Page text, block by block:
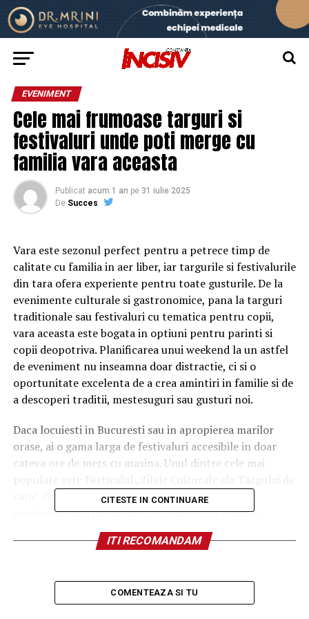
EVENIMENT
Cele mai frumoase targuri si
festivaluri unde poti merge cu
familia vara aceasta
Publicat acum 1 an pe 31 iulie 2025
De Succes
Vara este sezonul perfect pentru a petrece timp de
calitate cu familia in aer liber, iar targurile si festivalurile
din tara ofera experiente pentru toate gusturile. De la
evenimente culturale si gastronomice, pana la targuri
traditionale sau festivaluri cu tematica pentru copii,
vara aceasta este bogata in optiuni pentru parinti si
copii deopotriva. Planificarea unui weekend la un astfel
de eveniment nu inseamna doar distractie, ci si o
oportunitate excelenta de a crea amintiri in familie si de
a descoperi traditii, mestesuguri sau gusturi noi.
Daca locuiesti in Bucuresti sau in apropierea marilor
orase, ai o gama larga de festivaluri accesibile in doar
cateva ore de mers cu masina. Unul dintre cele mai
vara” din Sibiu, un eveniment care combina
mestesugurile traditionale cu concerte si ateliere
interactive pentru copii. Parintii pot savura produse
traditionale romanesti, iar cei mici pot participa la
teatru de papusi.
Tot in zona centrala a tarii, in Transilvania, poti
CITESTE IN CONTINUARE
ITI RECOMANDAM
COMENTEAZA SI TU